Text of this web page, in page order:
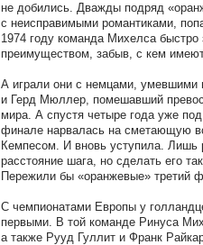
не добились. Дважды подряд
с неисправимыми романтиками,
1974 году команда Михелса
преимуществом, забыв, с кем
А играли они с немцами, умевшими
и Герд Мюллер, помешавший
мира. А спустя четыре года уже
финале нарвалась на сметающую
Кемпесом. И вновь уступила. Лишь
расстояние шага, но сделать его
Пережили бы «оранжевые» третий
С чемпионатами Европы у
первыми. В той команде Ринуса
а также Рууд Гуллит и Франк